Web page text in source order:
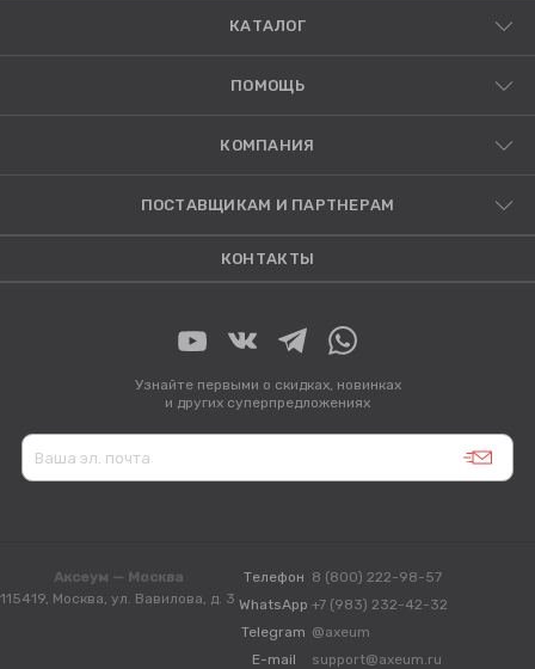
КАТАЛОГ
ПОМОЩЬ
КОМПАНИЯ
ПОСТАВЩИКАМ И ПАРТНЕРАМ
КОНТАКТЫ
Узнайте первыми о скидках, новинках
и других суперпредложениях
Аксеум — Москва
115419, Москва, ул. Вавилова, д. 3
Телефон 8 (800) 222-98-57
WhatsApp +7 (983) 232-42-32
Telegram @axeum
E-mail
support@axeum.ru